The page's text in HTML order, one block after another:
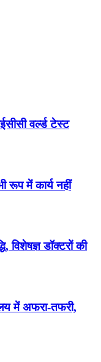
वर्ल्ड टेस्ट
रूप में कार्य नहीं
विशेषज्ञ डॉक्टरों की
में अफरा-तफरी,